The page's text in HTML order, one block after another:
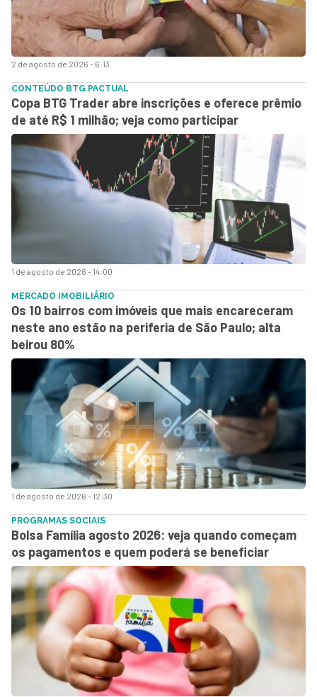
2 de agosto de 2026 - 6:13
1 de agosto de 2026 - 14:00
CONTEÚDO BTG PACTUAL
Copa BTG Trader abre inscrições e oferece prêmio
de até R$ 1 milhão; veja como participar
1 de agosto de 2026 - 12:30
MERCADO IMOBILIÁRIO
Os 10 bairros com imóveis que mais encareceram
neste ano estão na periferia de São Paulo; alta
beirou 80%
PROGRAMAS SOCIAIS
Bolsa Família agosto 2026: veja quando começam
os pagamentos e quem poderá se beneficiar